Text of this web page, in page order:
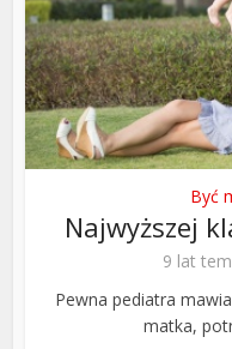
Być
Najwyższej
9 lat
Pewna pediatra
matka,